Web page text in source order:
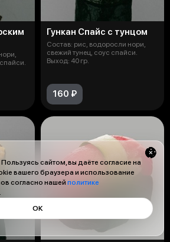
Гункан Спайс с тунцом
Состав: рис, водоросли нори,
свежий тунец, соус спайси.
Выход: 40 гр.
160 ₽
Пользуясь сайтом, вы даёте согласие на
вашего браузера и использование
согласно нашей политике
.
ОК